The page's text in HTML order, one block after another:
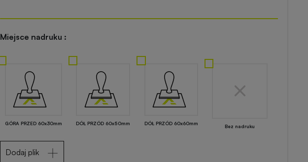
Miejsce nadruku :
GÓRA PRZED 60x30mm DÓŁ PRZÓD 60x50mm DÓŁ PRZÓD 60x60mm Bez nadruku
Dodaj plik